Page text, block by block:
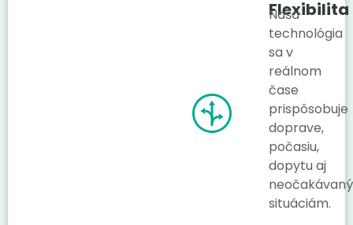
Flexibilita
Naša
technológia
sa v
reálnom
čase
prispôsobuje
doprave,
počasiu,
dopytu aj
situáciám.